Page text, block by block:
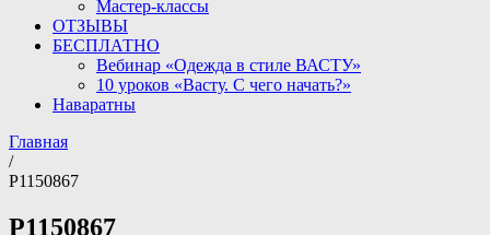
Мастер-классы
ОТЗЫВЫ
БЕСПЛАТНО
Вебинар «Одежда в стиле ВАСТУ»
10 уроков «Васту. С чего начать?»
Наваратны
Главная
/
P1150867
P1150867